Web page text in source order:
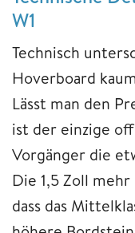
W1
Technisch
Hoverboard
Lässt man den
ist der einzige
Vorgänger die
Die 1,5 Zoll
dass das